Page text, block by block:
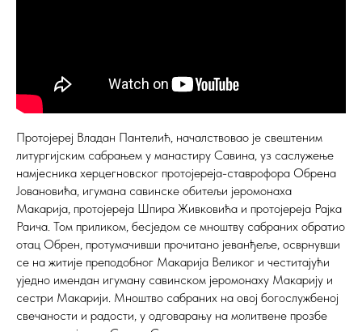
Протојереј Владан Пантелић, началствовао је свештеним
литургијским сабрањем у манастиру Савина, уз саслужење
намјесника херцегновског протојереја-ставрофора Обрена
Јовановића, игумана савинске обитељи јеромонаха
Макарија, протојереја Шпира Живковића и протојереја Рајка
Раича. Том приликом, бесједом се мноштву сабраних обратио
отац Обрен, протумачивши прочитано јеванђеље, осврнувши
се на житије преподобног Макарија Великог и честитајући
уједно имендан игуману савинском јеромонаху Макарију и
сестри Макарији. Мноштво сабраних на овој богослужбеној
свечаности и радости, у одговарању на молитвене прозбе